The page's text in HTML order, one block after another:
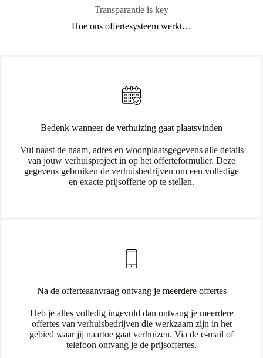
Transparantie is key
Hoe ons offertesysteem werkt…
Bedenk wanneer de verhuizing gaat plaatsvinden
Vul naast de naam, adres en woonplaatsgegevens alle details
van jouw verhuisproject in op het offerteformulier. Deze
gegevens gebruiken de verhuisbedrijven om een volledige
en exacte prijsofferte op te stellen.
Na de offerteaanvraag ontvang je meerdere offertes
Heb je alles volledig ingevuld dan ontvang je meerdere
offertes van verhuisbedrijven die werkzaam zijn in het
gebied waar jij naartoe gaat verhuizen. Via de e-mail of
telefoon ontvang je de prijsoffertes.